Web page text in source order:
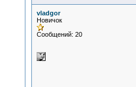
vladgor
Новичок
Сообщений: 20